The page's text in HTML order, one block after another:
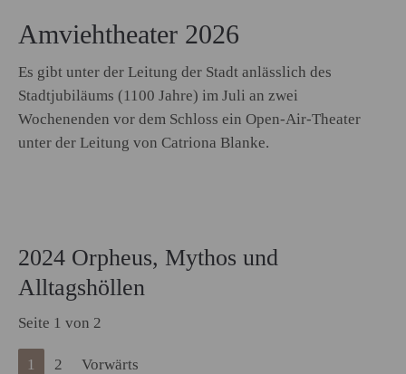
Amviehtheater 2026
Es gibt unter der Leitung der Stadt anlässlich des
Stadtjubiläums (1100 Jahre) im Juli an zwei
Wochenenden vor dem Schloss ein Open-Air-Theater
unter der Leitung von Catriona Blanke.
2024 Orpheus, Mythos und
Alltagshöllen
Seite 1 von 2
1 2 Vorwärts